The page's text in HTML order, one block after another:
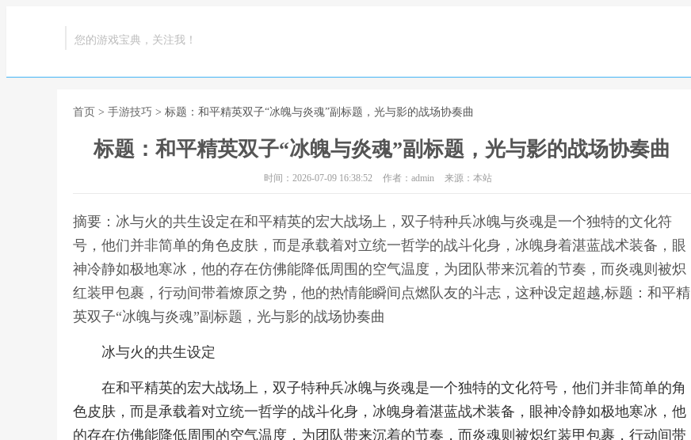
您的游戏宝典，关注我！
首页 > 手游技巧 > 标题：和平精英双子“冰魄与炎魂”副标题，光与影的战场协奏曲
标题：和平精英双子“冰魄与炎魂”副标题，光与影的战场协奏曲
时间：2026-07-09 16:38:52 作者：admin 来源：本站
摘要：冰与火的共生设定在和平精英的宏大战场上，双子特种兵冰魄与炎魂是一个独特的文化符
号，他们并非简单的角色皮肤，而是承载着对立统一哲学的战斗化身，冰魄身着湛蓝战术装备，眼
神冷静如极地寒冰，他的存在仿佛能降低周围的空气温度，为团队带来沉着的节奏，而炎魂则被炽
红装甲包裹，行动间带着燎原之势，他的热情能瞬间点燃队友的斗志，这种设定超越,标题：和平精
英双子“冰魄与炎魂”副标题，光与影的战场协奏曲
冰与火的共生设定
在和平精英的宏大战场上，双子特种兵冰魄与炎魂是一个独特的文化符号，他们并非简单的角
色皮肤，而是承载着对立统一哲学的战斗化身，冰魄身着湛蓝战术装备，眼神冷静如极地寒冰，他
的存在仿佛能降低周围的空气温度，为团队带来沉着的节奏，而炎魂则被炽红装甲包裹，行动间带